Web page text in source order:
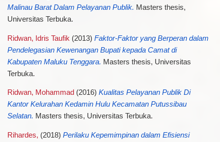
Malinau Barat Dalam Pelayanan Publik. Masters thesis,
Universitas Terbuka.
Ridwan, Idris Taufik (2013) Faktor-Faktor yang Berperan dalam
Pendelegasian Kewenangan Bupati kepada Camat di
Kabupaten Maluku Tenggara. Masters thesis, Universitas
Terbuka.
Ridwan, Mohammad (2016) Kualitas Pelayanan Publik Di
Kantor Kelurahan Kedamin Hulu Kecamatan Putussibau
Selatan. Masters thesis, Universitas Terbuka.
Rihardes, (2018) Perilaku Kepemimpinan dalam Efisiensi